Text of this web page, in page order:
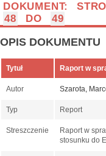
DOKUMENT:
48
DO 49
OPIS DOKUMENTU
Tytuł Raport w
Autor Szarota,
Typ Report
Streszczenie
Raport w
stosunku do